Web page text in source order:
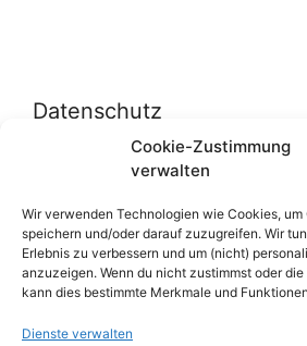
Cookie-Zustimmung
verwalten
Wir verwenden Technologien wie Cookies,
speichern und/oder darauf zuzugreifen. Wir
Erlebnis zu verbessern und um (nicht)
anzuzeigen. Wenn du nicht zustimmst oder
kann dies bestimmte Merkmale und
Dienste verwalten
Datenschutz
Datenschutzerklärung
Cookie-Richtlinie (EU)
Über uns